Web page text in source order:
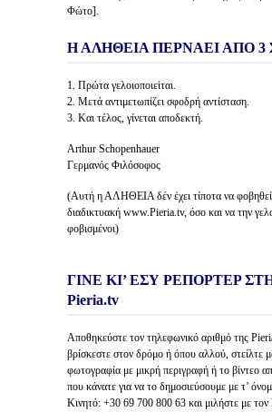
Φώτο].
Η ΑΛΗΘΕΙΑ ΠΕΡΝΑΕΙ ΑΠΟ 3
1. Πρώτα γελοιοποιείται.
2. Μετά αντιμετωπίζει σφοδρή αντίσταση.
3. Και τέλος, γίνεται αποδεκτή.
Arthur Schopenhauer
Γερμανός Φιλόσοφος
(Αυτή η ΑΛΗΘΕΙΑ δέν έχει τίποτα να
διαδικτυακή www.Pieria.tv, όσο και να την
φοβισμένοι)
ΓΙΝΕ ΚΙ’ ΕΣΥ ΡΕΠΟΡΤΕΡ
Pieria.tv
Αποθηκεύστε τον τηλεφωνικό αριθμό της
βρίσκεστε στον δρόμο ή όπου αλλού, στείλτε
φωτογραφία με μικρή περιγραφή ή το βίντεο
που κάνατε για να το δημοσιεύσουμε με τ’
Κινητό: +30 69 700 800 63 και μιλήστε με τον